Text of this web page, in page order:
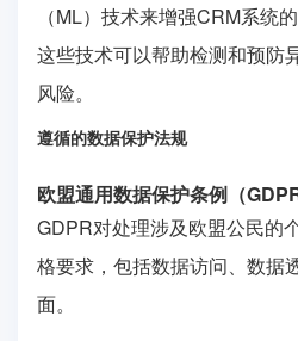
（ML）技术来增强CRM系统
这些技术可以帮助检测和预防
风险。
遵循的数据保护法规
欧盟通用数据保护条例（GDPR
GDPR对处理涉及欧盟公民的
格要求，包括数据访问、数据
面。